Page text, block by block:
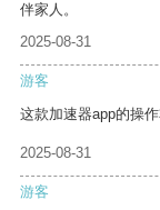
伴家人。
2025-08-31
游客
这款加速器app的操
2025-08-31
游客